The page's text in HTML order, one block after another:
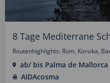
8 Tage Mediterrane
Routenhighlights: Rom, Korsika,
ab/ bis Palma de Mallorca
AIDAcosma